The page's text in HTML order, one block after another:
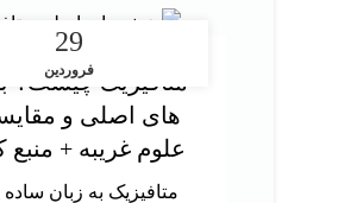
29
فروردینمتافیزیک
های اصلی و
علوم غریبه + منبع
متافیزیک به زبان ساده